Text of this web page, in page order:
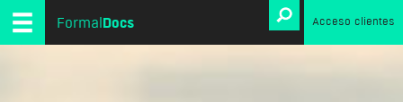
FormalDocs Acceso clientes